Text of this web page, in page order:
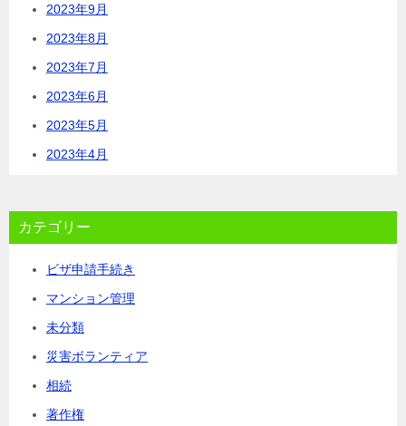
2023年9月
2023年8月
2023年7月
2023年6月
2023年5月
2023年4月
カテゴリー
ビザ申請手続き
マンション管理
未分類
災害ボランティア
相続
著作権